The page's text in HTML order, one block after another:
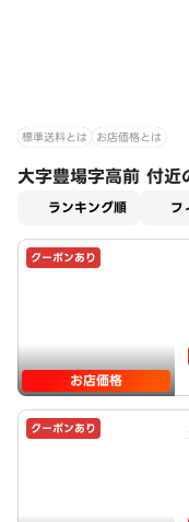
標準送料とは お店価格とは
大字豊場字高前 付近
ランキング順 フ
クーポンあり
お店価格
クーポンあり